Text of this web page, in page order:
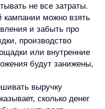
проектов
активностей,
бизнес-
зависит
задачах
поток, маржа,
проекта